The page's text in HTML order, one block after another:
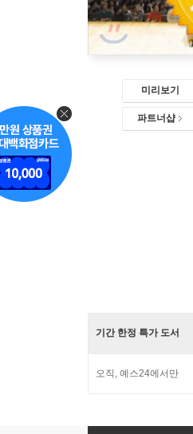
미리보기
파트너샵
기간 한정 특가 도서
오직, 예스24에서만